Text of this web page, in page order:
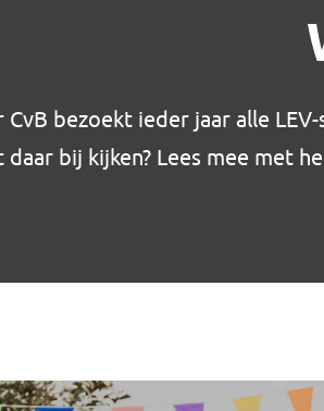
bezoekt ieder jaar alle
daar bij kijken? Lees mee met